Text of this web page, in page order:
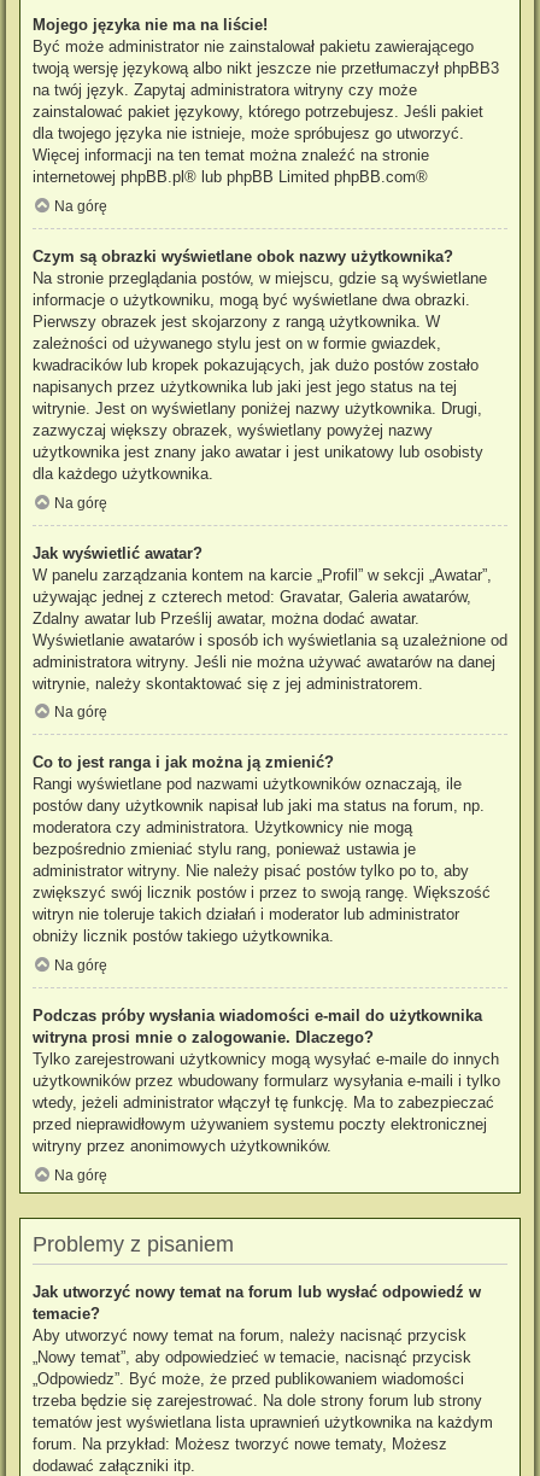
Mojego języka nie ma na liście!
Być może administrator nie zainstalował pakietu zawierającego
twoją wersję językową albo nikt jeszcze nie przetłumaczył phpBB3
na twój język. Zapytaj administratora witryny czy może
zainstalować pakiet językowy, którego potrzebujesz. Jeśli pakiet
dla twojego języka nie istnieje, może spróbujesz go utworzyć.
Więcej informacji na ten temat można znaleźć na stronie
internetowej phpBB.pl ® lub phpBB Limited phpBB.com®
Na górę
Czym są obrazki wyświetlane obok nazwy użytkownika?
Na stronie przeglądania postów, w miejscu, gdzie są wyświetlane
informacje o użytkowniku, mogą być wyświetlane dwa obrazki.
Pierwszy obrazek jest skojarzony z rangą użytkownika. W
zależności od używanego stylu jest on w formie gwiazdek,
kwadracików lub kropek pokazujących, jak dużo postów zostało
napisanych przez użytkownika lub jaki jest jego status na tej
witrynie. Jest on wyświetlany poniżej nazwy użytkownika. Drugi,
zazwyczaj większy obrazek, wyświetlany powyżej nazwy
użytkownika jest znany jako awatar i jest unikatowy lub osobisty
dla każdego użytkownika.
Na górę
Jak wyświetlić awatar?
W panelu zarządzania kontem na karcie „Profil” w sekcji „Awatar”,
używając jednej z czterech metod: Gravatar, Galeria awatarów,
Zdalny awatar lub Prześlij awatar, można dodać awatar.
Wyświetlanie awatarów i sposób ich wyświetlania są uzależnione od
administratora witryny. Jeśli nie można używać awatarów na danej
witrynie, należy skontaktować się z jej administratorem.
Na górę
Co to jest ranga i jak można ją zmienić?
Rangi wyświetlane pod nazwami użytkowników oznaczają, ile
postów dany użytkownik napisał lub jaki ma status na forum, np.
moderatora czy administratora. Użytkownicy nie mogą
bezpośrednio zmieniać stylu rang, ponieważ ustawia je
administrator witryny. Nie należy pisać postów tylko po to, aby
zwiększyć swój licznik postów i przez to swoją rangę. Większość
witryn nie toleruje takich działań i moderator lub administrator
obniży licznik postów takiego użytkownika.
Na górę
Podczas próby wysłania wiadomości e-mail do użytkownika
witryna prosi mnie o zalogowanie. Dlaczego?
Tylko zarejestrowani użytkownicy mogą wysyłać e-maile do innych
użytkowników przez wbudowany formularz wysyłania e-maili i tylko
wtedy, jeżeli administrator włączył tę funkcję. Ma to zabezpieczać
przed nieprawidłowym używaniem systemu poczty elektronicznej
witryny przez anonimowych użytkowników.
Na górę
Problemy z pisaniem
Jak utworzyć nowy temat na forum lub wysłać odpowiedź w
temacie?
Aby utworzyć nowy temat na forum, należy nacisnąć przycisk
„Nowy temat”, aby odpowiedzieć w temacie, nacisnąć przycisk
„Odpowiedz”. Być może, że przed publikowaniem wiadomości
trzeba będzie się zarejestrować. Na dole strony forum lub strony
tematów jest wyświetlana lista uprawnień użytkownika na każdym
forum. Na przykład: Możesz tworzyć nowe tematy, Możesz
dodawać załączniki itp.